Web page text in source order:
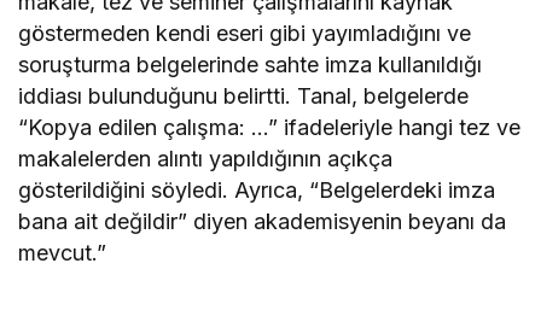
göstermeden kendi eseri gibi yayımladığını ve
soruşturma belgelerinde sahte imza kullanıldığı
iddiası bulunduğunu belirtti. Tanal, belgelerde
“Kopya edilen çalışma: …” ifadeleriyle hangi tez ve
makalelerden alıntı yapıldığının açıkça
gösterildiğini söyledi. Ayrıca, “Belgelerdeki imza
bana ait değildir” diyen akademisyenin beyanı da
mevcut.”